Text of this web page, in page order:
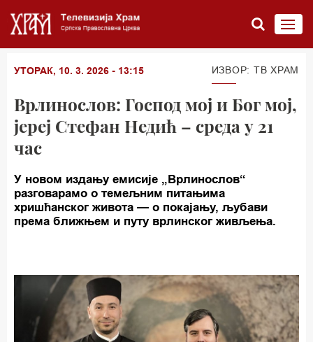
УТОРАК, 10. 3. 2026 - 13:15 ИЗВОР: ТВ ХРАМ
Врлинослов: Господ мој и Бог мој,
јереј Стефан Недић – среда у 21
час
У новом издању емисије „Врлинослов“
разговарамо о темељним питањима
хришћанског живота — о покајању, љубави
према ближњем и путу врлинског живљења.